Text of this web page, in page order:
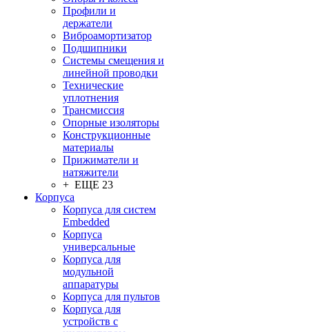
Профили и
держатели
Виброамортизатор
Подшипники
Системы смещения и
линейной проводки
Технические
уплотнения
Трансмиссия
Опорные изоляторы
Конструкционные
материалы
Прижиматели и
натяжители
+ ЕЩЕ 23
Корпуса
Корпуса для систем
Embedded
Корпуса
универсальные
Корпуса для
модульной
аппаратуры
Корпуса для пультов
Корпуса для
устройств с